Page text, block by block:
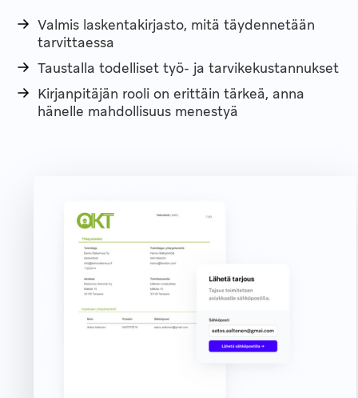
Valmis laskentakirjasto, mitä täydennetään
tarvittaessa
Taustalla todelliset työ- ja tarvikekustannukset
Kirjanpitäjän rooli on erittäin tärkeä, anna
hänelle mahdollisuus menestyä